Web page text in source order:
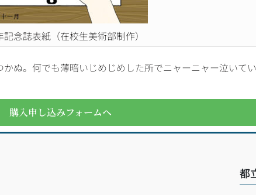
記念誌表紙（在校生美術部制作）
ぬ。何でも薄暗いじめじめした所でニャーニャー泣いて
購入申し込みフォームヘ
都